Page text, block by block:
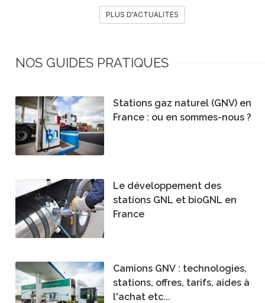
PLUS D'ACTUALITES
NOS GUIDES PRATIQUES
Stations gaz naturel (GNV) en
France : ou en sommes-nous ?
Le développement des
stations GNL et bioGNL en
France
Camions GNV : technologies,
stations, offres, tarifs, aides à
l'achat etc...